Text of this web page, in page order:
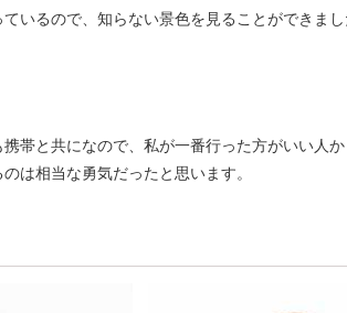
いるので、知らない景色を見ることができま
帯と共になので、私が一番行った方がいい
は相当な勇気だったと思います。